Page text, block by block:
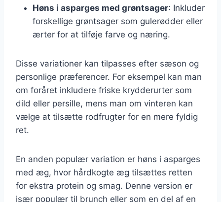
Høns i asparges med grøntsager: Inkluder
forskellige grøntsager som gulerødder eller
ærter for at tilføje farve og næring.
Disse variationer kan tilpasses efter sæson og
personlige præferencer. For eksempel kan man
om foråret inkludere friske krydderurter som
dild eller persille, mens man om vinteren kan
vælge at tilsætte rodfrugter for en mere fyldig
ret.
En anden populær variation er høns i asparges
med æg, hvor hårdkogte æg tilsættes retten
for ekstra protein og smag. Denne version er
især populær til brunch eller som en del af en